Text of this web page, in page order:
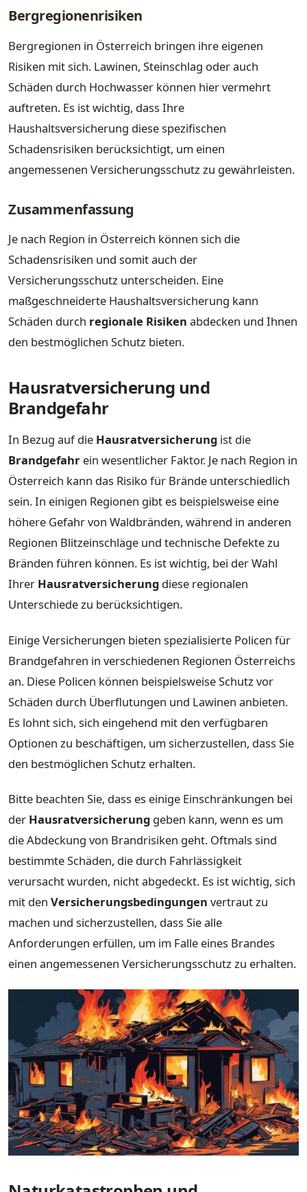
Bergregionenrisiken
Bergregionen in Österreich bringen ihre eigenen
Risiken mit sich. Lawinen, Steinschlag oder auch
Schäden durch Hochwasser können hier vermehrt
auftreten. Es ist wichtig, dass Ihre
Haushaltsversicherung diese spezifischen
Schadensrisiken berücksichtigt, um einen
angemessenen Versicherungsschutz zu gewährleisten.
Zusammenfassung
Je nach Region in Österreich können sich die
Schadensrisiken und somit auch der
Versicherungsschutz unterscheiden. Eine
maßgeschneiderte Haushaltsversicherung kann
Schäden durch regionale Risiken abdecken und Ihnen
den bestmöglichen Schutz bieten.
Hausratversicherung und
Brandgefahr
In Bezug auf die Hausratversicherung ist die
Brandgefahr ein wesentlicher Faktor. Je nach Region in
Österreich kann das Risiko für Brände unterschiedlich
sein. In einigen Regionen gibt es beispielsweise eine
höhere Gefahr von Waldbränden, während in anderen
Regionen Blitzeinschläge und technische Defekte zu
Bränden führen können. Es ist wichtig, bei der Wahl
Ihrer Hausratversicherung diese regionalen
Unterschiede zu berücksichtigen.
Einige Versicherungen bieten spezialisierte Policen für
Brandgefahren in verschiedenen Regionen Österreichs
an. Diese Policen können beispielsweise Schutz vor
Schäden durch Überflutungen und Lawinen anbieten.
Es lohnt sich, sich eingehend mit den verfügbaren
Optionen zu beschäftigen, um sicherzustellen, dass Sie
den bestmöglichen Schutz erhalten.
Bitte beachten Sie, dass es einige Einschränkungen bei
der Hausratversicherung geben kann, wenn es um
die Abdeckung von Brandrisiken geht. Oftmals sind
bestimmte Schäden, die durch Fahrlässigkeit
verursacht wurden, nicht abgedeckt. Es ist wichtig, sich
mit den Versicherungsbedingungen vertraut zu
machen und sicherzustellen, dass Sie alle
Anforderungen erfüllen, um im Falle eines Brandes
einen angemessenen Versicherungsschutz zu erhalten.